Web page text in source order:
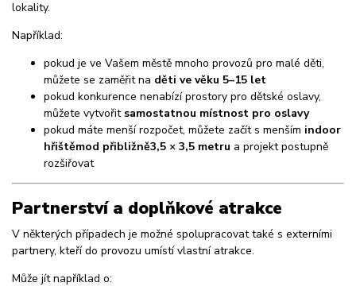
lokality.
Například:
pokud je ve Vašem městě mnoho provozů pro malé děti,
můžete se zaměřit na děti ve věku 5–15 let
pokud konkurence nenabízí prostory pro dětské oslavy,
můžete vytvořit samostatnou místnost pro oslavy
pokud máte menší rozpočet, můžete začít s menším indoor
hřištěmod přibližně3,5 × 3,5 metru a projekt postupně
rozšiřovat
Partnerství a doplňkové atrakce
V některých případech je možné spolupracovat také s externími
partnery, kteří do provozu umístí vlastní atrakce.
Může jít například o: